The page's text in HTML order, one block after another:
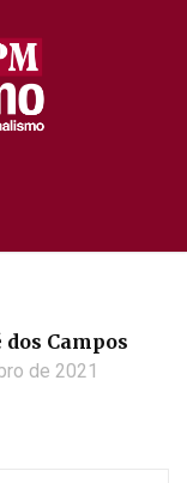
dos Campos
de 2021